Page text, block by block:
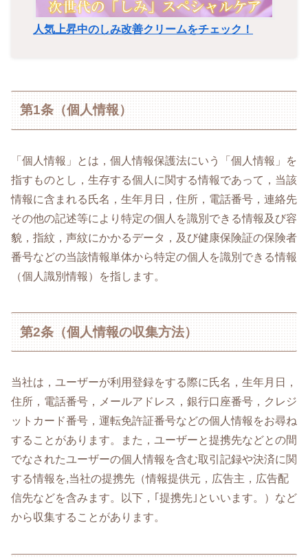
人気上昇中のしみ改善クリームをチェック！
第1条（個人情報）
「個人情報」とは，個人情報保護法にいう「個人情報」を
指すものとし，生存する個人に関する情報であって，当該
情報に含まれる氏名，生年月日，住所，電話番号，連絡先
その他の記述等により特定の個人を識別できる情報及び容
貌，指紋，声紋にかかるデータ，及び健康保険証の保険者
番号などの当該情報単体から特定の個人を識別できる情報
（個人識別情報）を指します。
第2条（個人情報の収集方法）
当社は，ユーザーが利用登録をする際に氏名，生年月日，
住所，電話番号，メールアドレス，銀行口座番号，クレジ
ットカード番号，運転免許証番号などの個人情報をお尋ね
することがあります。また，ユーザーと提携先などとの間
でなされたユーザーの個人情報を含む取引記録や決済に関
する情報を,当社の提携先（情報提供元，広告主，広告配
信先などを含みます。以下，｢提携先｣といいます。）など
から収集することがあります。